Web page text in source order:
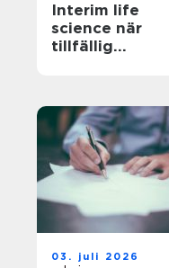
Interim life
science när
tillfällig
03. juli 2026